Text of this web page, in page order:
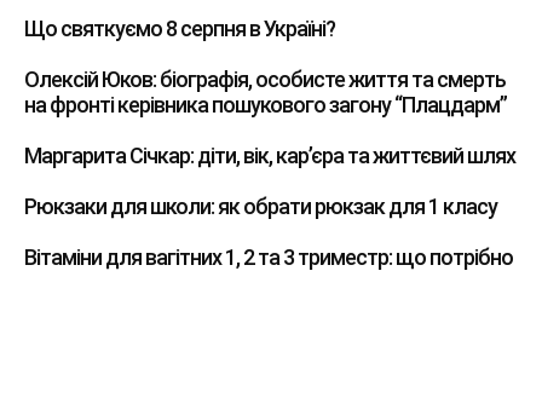
Що святкуємо 8 серпня в Україні?
Олексій Юков: біографія, особисте життя та смерть
на фронті керівника пошукового загону “Плацдарм”
Маргарита Січкар: діти, вік, кар’єра та життєвий шлях
Рюкзаки для школи: як обрати рюкзак для 1 класу
Вітаміни для вагітних 1, 2 та 3 триместр: що потрібно